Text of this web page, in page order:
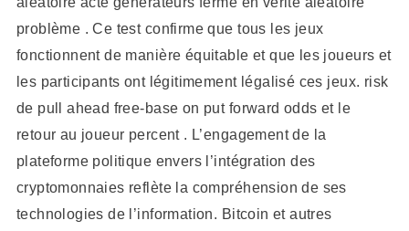
problème . Ce test confirme que tous les jeux
fonctionnent de manière équitable et que les joueurs et
les participants ont légitimement légalisé ces jeux. risk
de pull ahead free-base on put forward odds et le
retour au joueur percent . L’engagement de la
plateforme politique envers l’intégration des
cryptomonnaies reflète la compréhension de ses
technologies de l’information. Bitcoin et autres